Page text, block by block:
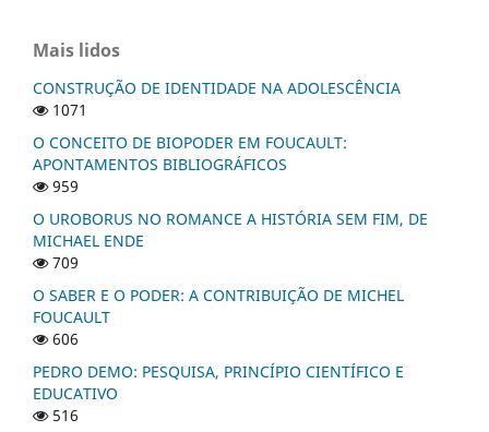
Mais lidos
CONSTRUÇÃO DE IDENTIDADE NA ADOLESCÊNCIA
1071
O CONCEITO DE BIOPODER EM FOUCAULT:
APONTAMENTOS BIBLIOGRÁFICOS
959
O UROBORUS NO ROMANCE A HISTÓRIA SEM FIM, DE
MICHAEL ENDE
709
O SABER E O PODER: A CONTRIBUIÇÃO DE MICHEL
FOUCAULT
606
PEDRO DEMO: PESQUISA, PRINCÍPIO CIENTÍFICO E
EDUCATIVO
516